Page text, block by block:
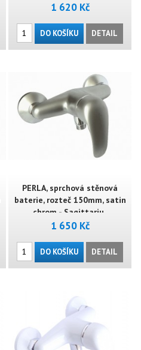
1 620 Kč
DO KOŠÍKU DETAIL
PERLA, sprchová stěnová
baterie, rozteč 150mm, satin
chrom - Sagittariu..
1 650 Kč
DO KOŠÍKU DETAIL